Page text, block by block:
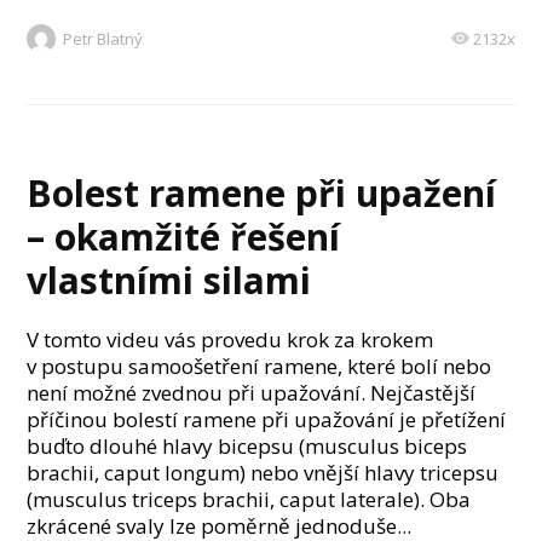
Petr Blatný 2132x
Bolest ramene při upažení
– okamžité řešení
vlastními silami
V tomto videu vás provedu krok za krokem
v postupu samoošetření ramene, které bolí nebo
není možné zvednou při upažování. Nejčastější
příčinou bolestí ramene při upažování je přetížení
buďto dlouhé hlavy bicepsu (musculus biceps
brachii, caput longum) nebo vnější hlavy tricepsu
(musculus triceps brachii, caput laterale). Oba
zkrácené svaly lze poměrně jednoduše...